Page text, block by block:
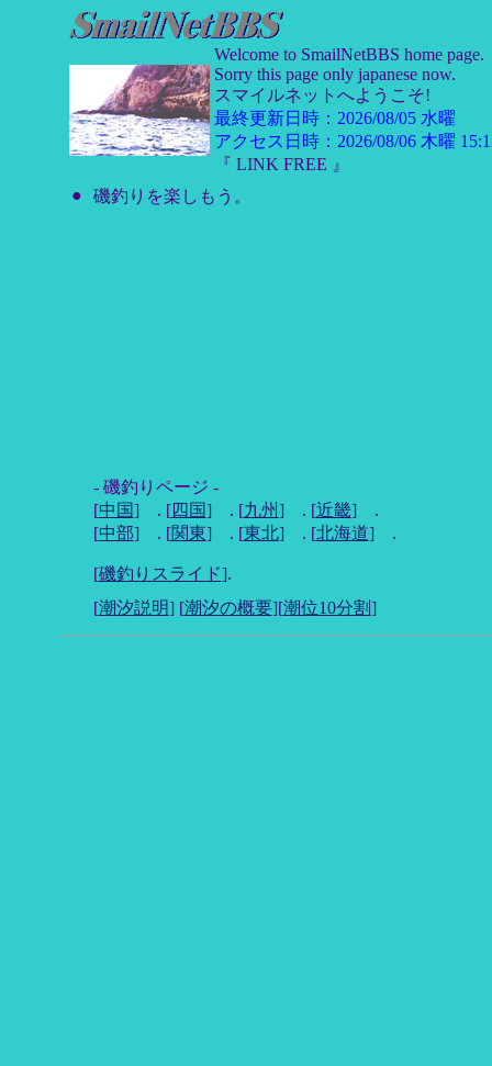
Welcome to SmailNetBBS home page.
Sorry this page only japanese now.
スマイルネットへようこそ!
最終更新日時：2026/08/05 水曜
アクセス日時：2026/08/06 木曜
『 LINK FREE 』
●
磯釣りを楽しもう。
- 磯釣りページ -
[中国] . [四国] . [九州] . [近畿] .
[中部] . [関東] . [東北] . [北海道] .
[磯釣りスライド].
[潮汐説明] [潮汐の概要][潮位10分割]